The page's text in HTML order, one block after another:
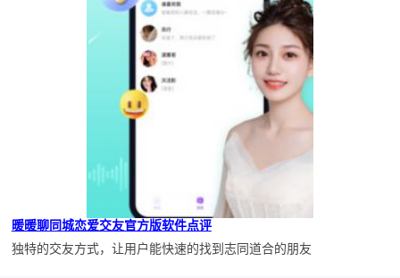
暖暖聊同城恋爱交友官方版软件点评
独特的交友方式，让用户能快速的找到志同道合的朋友